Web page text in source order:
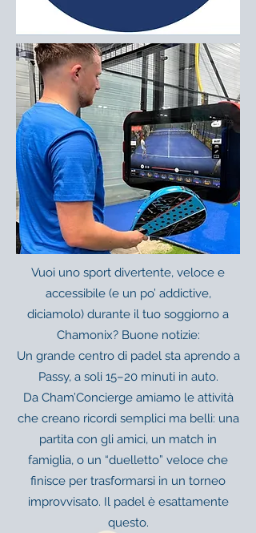
Vuoi uno sport divertente, veloce e
accessibile (e un po’ addictive,
diciamolo) durante il tuo soggiorno a
Chamonix? Buone notizie:
Un grande centro di padel sta aprendo a
Passy, a soli 15–20 minuti in auto.
Da Cham’Concierge amiamo le attività
che creano ricordi semplici ma belli: una
partita con gli amici, un match in
famiglia, o un “duelletto” veloce che
finisce per trasformarsi in un torneo
improvvisato. Il padel è esattamente
questo.